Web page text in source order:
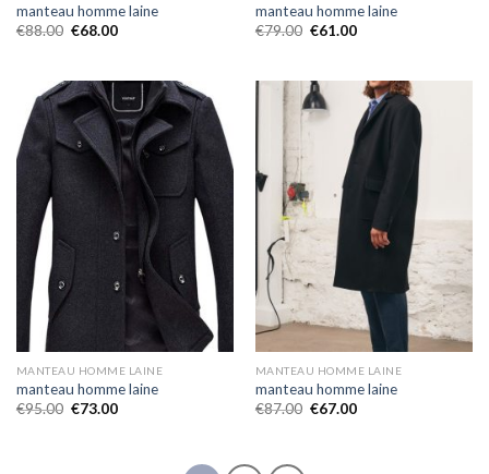
manteau homme laine
€88.00 €68.00
manteau homme laine
€79.00 €61.00
MANTEAU HOMME LAINE
manteau homme laine
€95.00 €73.00
MANTEAU HOMME LAINE
manteau homme laine
€87.00 €67.00